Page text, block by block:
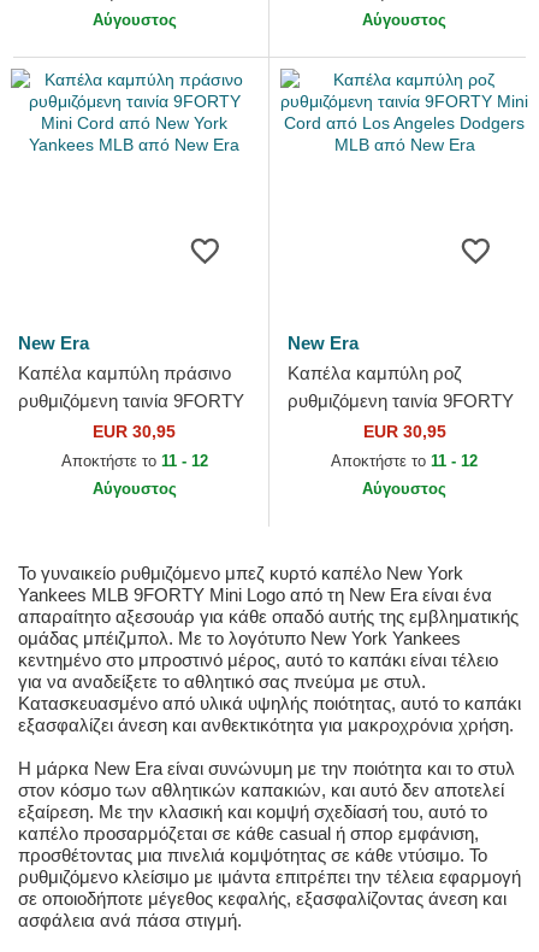
Αύγουστος
Αύγουστος
New Era
Καπέλα καμπύλη πράσινο
ρυθμιζόμενη ταινία 9FORTY
Mini Cord από New York
Yankees MLB από New Era
EUR 30,95
Αποκτήστε το 11 - 12
Αύγουστος
New Era
Καπέλα καμπύλη ροζ
ρυθμιζόμενη ταινία 9FORTY
Mini Cord από Los Angeles
Dodgers MLB από New Era
EUR 30,95
Αποκτήστε το 11 - 12
Αύγουστος
Το γυναικείο ρυθμιζόμενο μπεζ κυρτό καπέλο New York
Yankees MLB 9FORTY Mini Logo από τη New Era είναι ένα
απαραίτητο αξεσουάρ για κάθε οπαδό αυτής της εμβληματικής
ομάδας μπέιζμπολ. Με το λογότυπο New York Yankees
κεντημένο στο μπροστινό μέρος, αυτό το καπάκι είναι τέλειο
για να αναδείξετε το αθλητικό σας πνεύμα με στυλ.
Κατασκευασμένο από υλικά υψηλής ποιότητας, αυτό το καπάκι
εξασφαλίζει άνεση και ανθεκτικότητα για μακροχρόνια χρήση.
Η μάρκα New Era είναι συνώνυμη με την ποιότητα και το στυλ
στον κόσμο των αθλητικών καπακιών, και αυτό δεν αποτελεί
εξαίρεση. Με την κλασική και κομψή σχεδίασή του, αυτό το
καπέλο προσαρμόζεται σε κάθε casual ή σπορ εμφάνιση,
προσθέτοντας μια πινελιά κομψότητας σε κάθε ντύσιμο. Το
ρυθμιζόμενο κλείσιμο με ιμάντα επιτρέπει την τέλεια εφαρμογή
σε οποιοδήποτε μέγεθος κεφαλής, εξασφαλίζοντας άνεση και
ασφάλεια ανά πάσα στιγμή.